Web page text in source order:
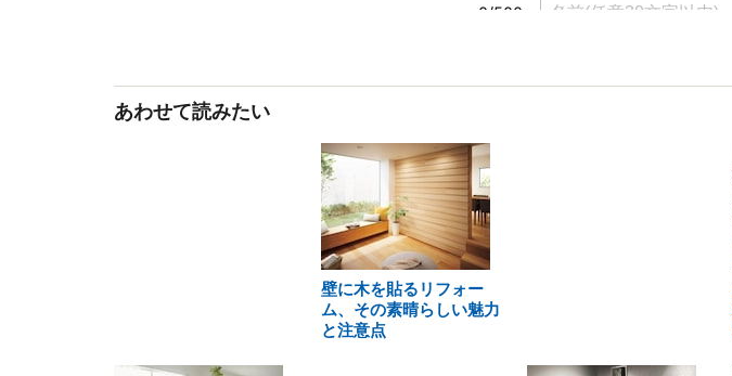
あわせて読みたい
壁に木を貼るリフォー
ム、その素晴らしい魅力
と注意点